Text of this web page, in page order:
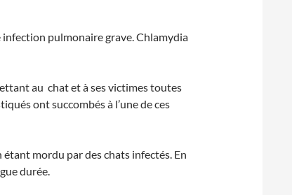
pulmonaire grave. Chlamydia
au chat et à ses victimes toutes
ont succombés à l’une de ces
mordu par des chats infectés. En
durée.